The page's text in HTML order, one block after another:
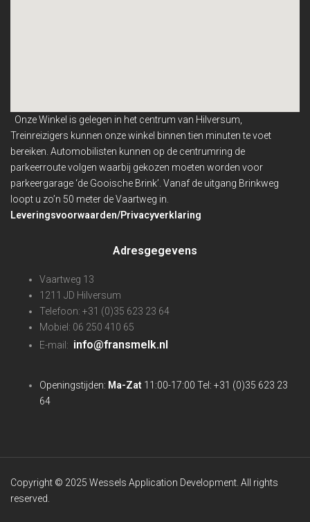
Onze Winkel is gelegen in het centrum van Hilversum,
Treinreizigers kunnen onze winkel binnentien minuten te voet
bereiken. Automobilisten kunnen op de centrumring de
parkeerroute volgen waarbij gekozen moeten worden voor
parkeergarage ‘de Gooische Brink’. Vanaf de uitgang Brinkweg
loopt u zo’n 50 meter de Vaartweg in.
Leveringsvoorwaarden/Privacyverklaring
Adresgegevens
Vaartweg 13
1211 JD Hilversum
Telefoon: +31 (0)35 623 23 64
Mobiel: 06 250 410 65
E-mail: info@fransmelk.nl
Openingstijden: Ma-Zat 11:00-17:00 Tel: +31 (0)35 623 23
64
Copyright © 2025 Wessels Application Development. All rights
reserved.